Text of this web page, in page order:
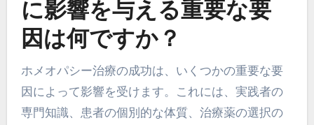
に影響を与える重要な要
因は何ですか？
ホメオパシー治療の成功は、いくつかの重要な要
因によって影響を受けます。これには、実践者の
専門知識、患者の個別的な体質、治療薬の選択の